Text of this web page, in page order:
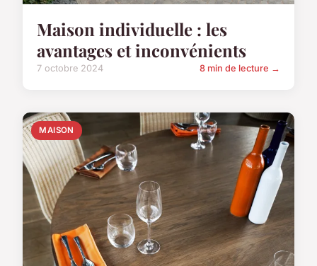
Maison individuelle : les
avantages et inconvénients
7 octobre 2024 8 min de lecture →
MAISON